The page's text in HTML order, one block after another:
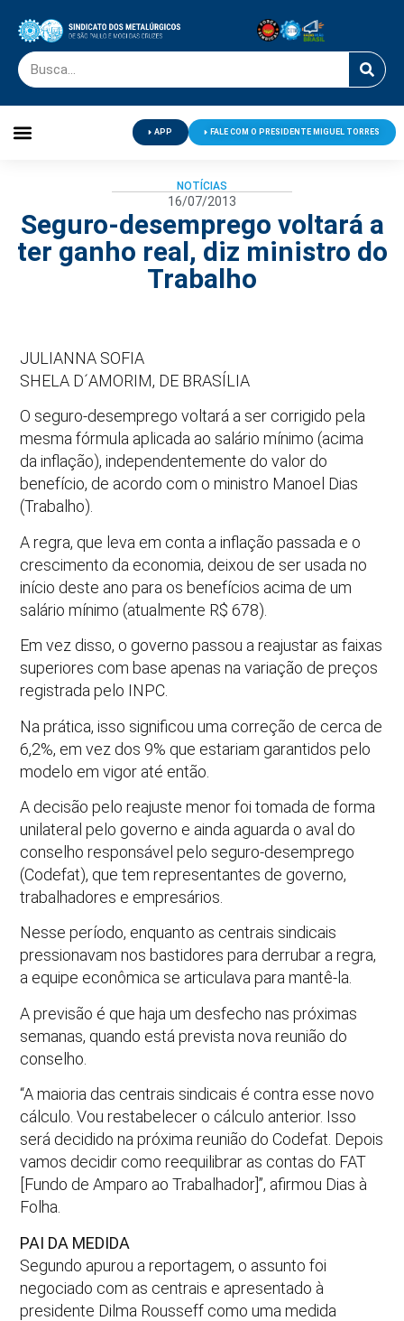
APP FALE COM O PRESIDENTE MIGUEL TORRES
NOTÍCIAS
16/07/2013
Seguro-desemprego voltará a
ter ganho real, diz ministro do
Trabalho
JULIANNA SOFIA
SHELA D´AMORIM, DE BRASÍLIA
O seguro-desemprego voltará a ser corrigido pela
mesma fórmula aplicada ao salário mínimo (acima
da inflação), independentemente do valor do
benefício, de acordo com o ministro Manoel Dias
(Trabalho).
A regra, que leva em conta a inflação passada e o
crescimento da economia, deixou de ser usada no
início deste ano para os benefícios acima de um
salário mínimo (atualmente R$ 678).
Em vez disso, o governo passou a reajustar as faixas
superiores com base apenas na variação de preços
registrada pelo INPC.
Na prática, isso significou uma correção de cerca de
6,2%, em vez dos 9% que estariam garantidos pelo
modelo em vigor até então.
A decisão pelo reajuste menor foi tomada de forma
unilateral pelo governo e ainda aguarda o aval do
conselho responsável pelo seguro-desemprego
(Codefat), que tem representantes de governo,
trabalhadores e empresários.
Nesse período, enquanto as centrais sindicais
pressionavam nos bastidores para derrubar a regra,
a equipe econômica se articulava para mantê-la.
A previsão é que haja um desfecho nas próximas
semanas, quando está prevista nova reunião do
conselho.
“A maioria das centrais sindicais é contra esse novo
cálculo. Vou restabelecer o cálculo anterior. Isso
será decidido na próxima reunião do Codefat. Depois
vamos decidir como reequilibrar as contas do FAT
[Fundo de Amparo ao Trabalhador]”, afirmou Dias à
Folha.
PAI DA MEDIDA
Segundo apurou a reportagem, o assunto foi
negociado com as centrais e apresentado à
presidente Dilma Rousseff como uma medida